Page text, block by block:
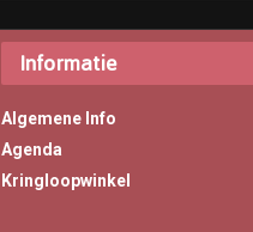
Informatie
Algemene Info
Agenda
Kringloopwinkel